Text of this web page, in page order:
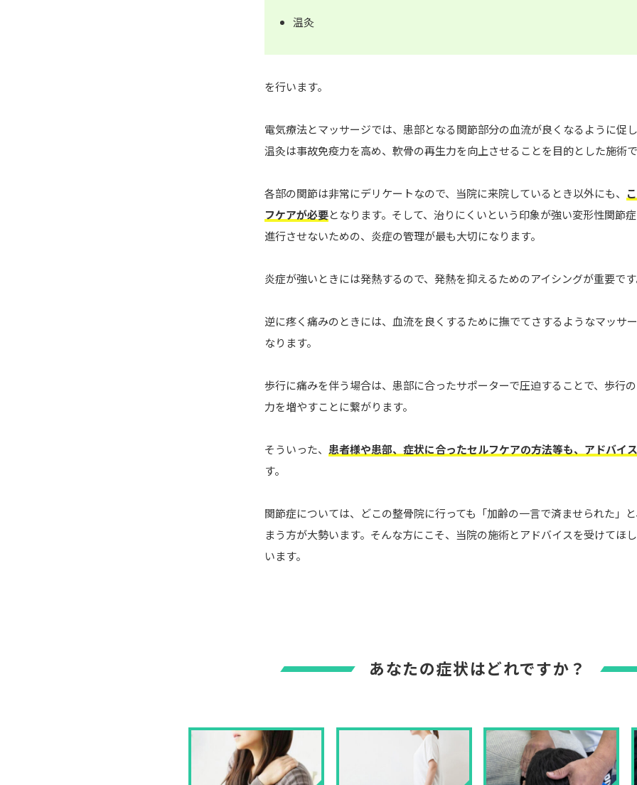
温灸
を行います。
電気療法とマッサージでは、患部となる関節部分の血流が良くなるように促
温灸は事故免疫力を高め、軟骨の再生力を向上させることを目的とした施術で
各部の関節は非常にデリケートなので、当院に来院しているとき以外にも、
フケアが必要となります。そして、治りにくいという印象が強い変形性関節
進行させないための、炎症の管理が最も大切になります。
炎症が強いときには発熱するので、発熱を抑えるためのアイシングが重要です
逆に疼く痛みのときには、血流を良くするために撫でてさするようなマッサ
なります。
歩行に痛みを伴う場合は、患部に合ったサポーターで圧迫することで、歩行
力を増やすことに繋がります。
そういった、 患者様や患部、症状に合ったセルフケアの方法等も、アドバイス
す。
関節症については、どこの整骨院に行っても「加齢の一言で済ませられた」
まう方が大勢います。そんな方にこそ、当院の施術とアドバイスを受けてほ
います。
あなたの症状はどれですか？